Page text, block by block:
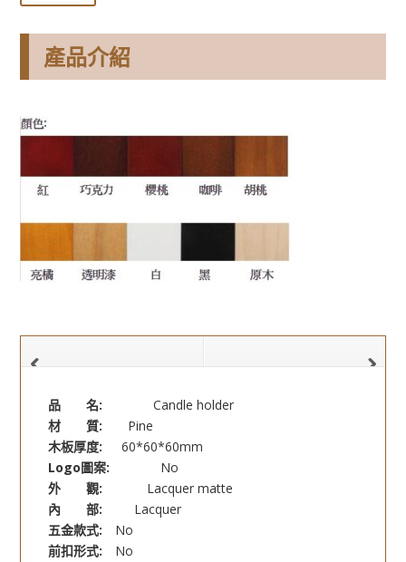
產品介紹
品 名: Candle holder
材 質: Pine
木板厚度: 60*60*60mm
Logo圖案: No
外 觀: Lacquer matte
內 部: Lacquer
五金款式: No
前扣形式: No